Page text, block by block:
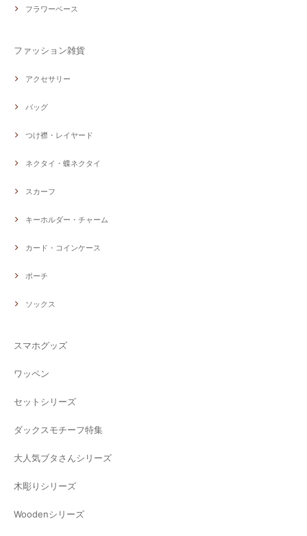
フラワーベース
ファッション雑貨
アクセサリー
バッグ
つけ襟・レイヤード
ネクタイ・蝶ネクタイ
スカーフ
キーホルダー・チャーム
カード・コインケース
ポーチ
ソックス
スマホグッズ
ワッペン
セットシリーズ
ダックスモチーフ特集
大人気ブタさんシリーズ
木彫りシリーズ
Woodenシリーズ